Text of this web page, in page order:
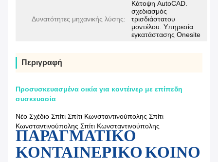
Δυνατότητες μηχανικής λύσης:
Κάτοψη AutoCAD.
σχεδιασμός
τρισδιάστατου
μοντέλου. Υπηρεσία
εγκατάστασης Onesite
Περιγραφή
Προσυσκευασμένα οικία για κοντέινερ με επίπεδη
συσκευασία
Νέο Σχέδιο Σπίτι Σπίτι Κωνσταντινούπολης Σπίτι
Κωνσταντινούπολης Σπίτι Κωνσταντινούπολης
ΠΑΡΑΓΜΑΤΙΚΟ
ΚΟΝΤΑΙΝΕΡΙΚΟ ΚΟΙΝΟ